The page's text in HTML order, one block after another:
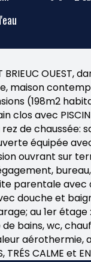
BRIEUC OUEST,
maison
(198m2
clos avec
de chaussée:
équipée
ouvrant sur
parentale avec
douche et
au 1er étage
bains, wc,
aérothermie,
TRÉS CALME et